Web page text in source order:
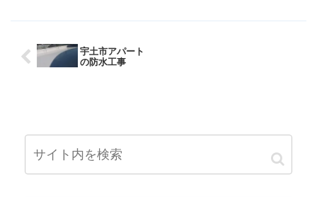
宇土市アパート
の防水工事